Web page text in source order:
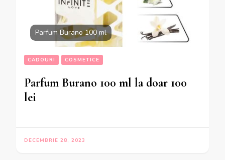
Parfum Burano 100 ml
CADOURI COSMETICE
Parfum Burano 100 ml la doar 100
lei
DECEMBRIE 28, 2023